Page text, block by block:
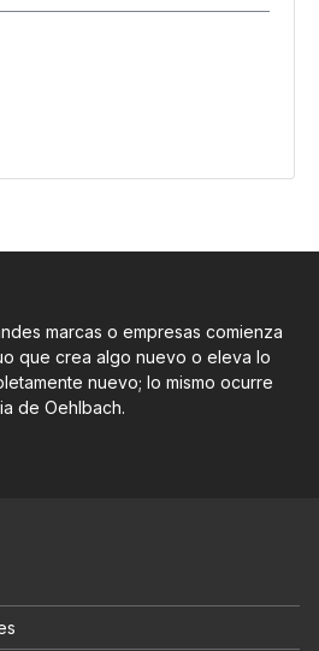
marcas o empresas comienza
que crea algo nuevo o eleva lo
nuevo; lo mismo ocurre
de Oehlbach.